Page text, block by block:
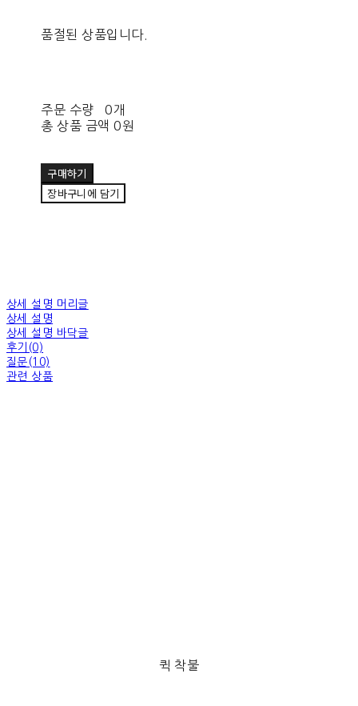
품절된 상품입니다.
주문 수량
0개
총 상품 금액 0원
구매하기
장바구니에 담기
상세 설명 머리글
상세 설명
상세 설명 바닥글
후기(0)
질문(10)
관련 상품
퀵 착불